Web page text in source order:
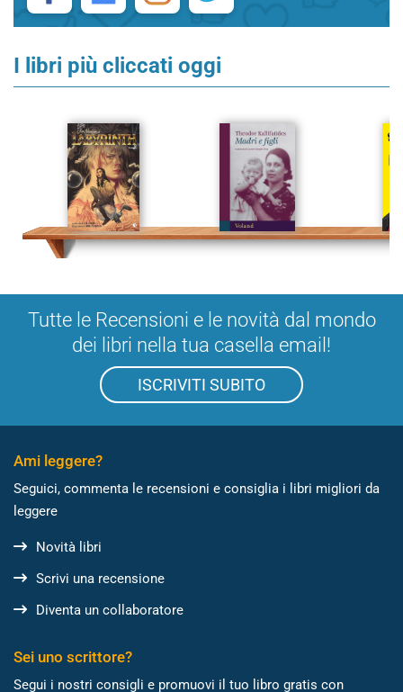
I libri più cliccati oggi
Tutte le Recensioni e le novità dal mondo
dei libri nella tua casella email!
ISCRIVITI SUBITO
Ami leggere?
Seguici, commenta le recensioni e consiglia i libri migliori da
leggere
Novità libri
Scrivi una recensione
Diventa un collaboratore
Sei uno scrittore?
Segui i nostri consigli e promuovi il tuo libro gratis con